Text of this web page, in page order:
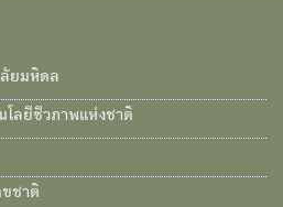
ยมหิดล
โลยีชีวภาพแห่งชาติ
ชาติ